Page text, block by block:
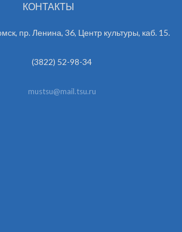
КОНТАКТЫ
пр. Ленина, 36, Центр культуры, каб. 15.
(3822) 52-98-34
mustsu@mail.tsu.ru